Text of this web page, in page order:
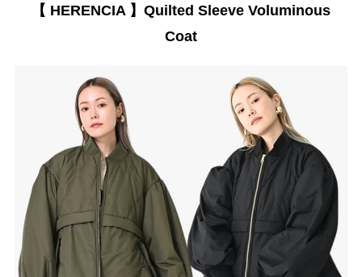
【 HERENCIA 】Quilted Sleeve Voluminous
Coat